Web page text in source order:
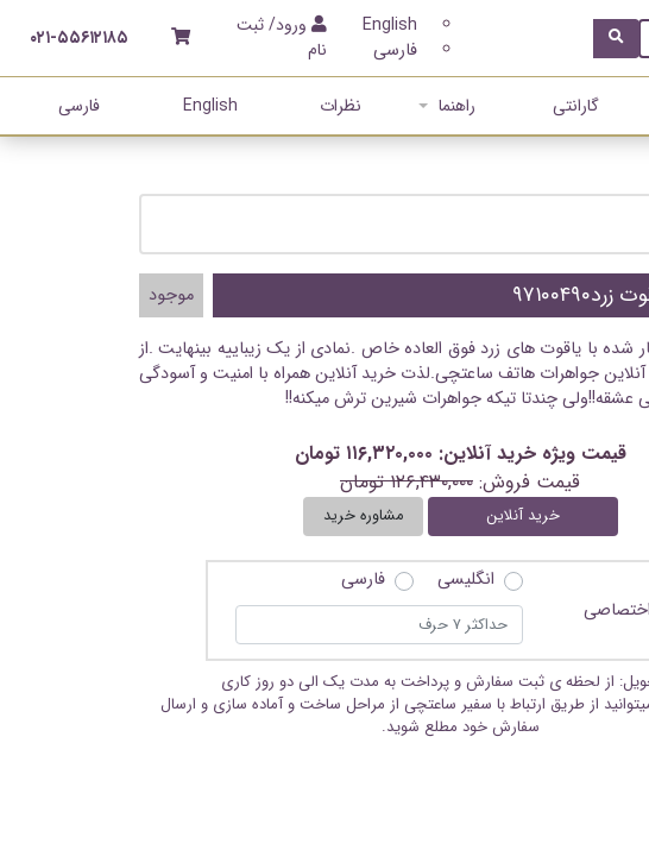
۰۲۱-۵۵۶۱۲۱۸۵
ورود/ ثبت
نام
English
فارسی
گارانتی راهنما نظرات English فارسی
موجود
شده با یاقوت های زرد فوق العاده خاص .نمادی از یک زیباییه بینهایت .از
جواهرات هاتف ساعتچی.لذت خرید آنلاین همراه با امنیت و آسودگی
عشقه!!ولی چندتا تیکه جواهرات شیرین ترش میکنه!!
قیمت ویژه خرید آنلاین: ۱۱۶,۳۲۰,۰۰۰ تومان
قیمت فروش: ۱۲۶,۴۳۰,۰۰۰ تومان
خرید آنلاین مشاوره خرید
انگلیسی فارسی
از لحظه ی ثبت سفارش و پرداخت به مدت یک الی دو روز کاری
از طریق ارتباط با سفیر ساعتچی از مراحل ساخت و آماده سازی و ارسال
سفارش خود مطلع شوید.